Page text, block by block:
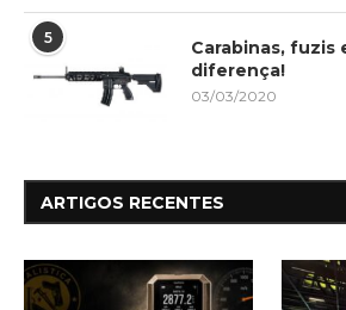
5
Carabinas, fuzis
diferença!
03/03/2020
ARTIGOS RECENTES